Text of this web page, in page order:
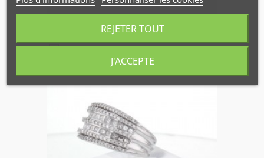
Bague 2 Ors Diamants...
REJETER TOUT
J'ACCEPTE